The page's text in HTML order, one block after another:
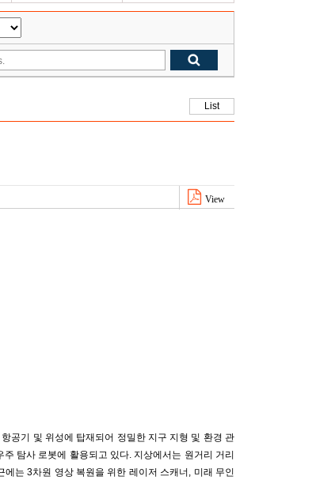
List
View
공기 및 위성에 탑재되어 정밀한 지구 지형 및 환경 관
탐사 로봇에 활용되고 있다. 지상에서는 원거리 거리
는 3차원 영상 복원을 위한 레이저 스캐너, 미래 무인